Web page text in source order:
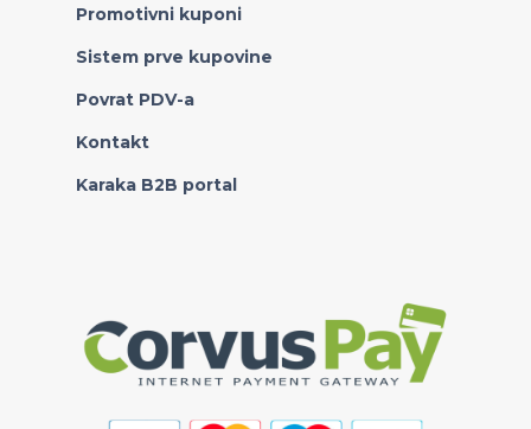
Promotivni kuponi
Sistem prve kupovine
Povrat PDV-a
Kontakt
Karaka B2B portal